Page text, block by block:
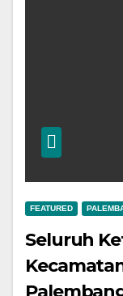
FEATURED
Seluruh